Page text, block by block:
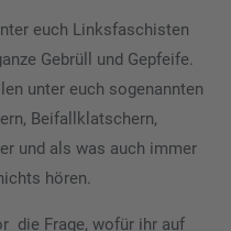
euch Linksfaschisten
Gebrüll und Gepfeife.
unter euch sogenannten
Beifallklatschern,
und als was auch immer
hören.
die Frage, wofür ihr auf